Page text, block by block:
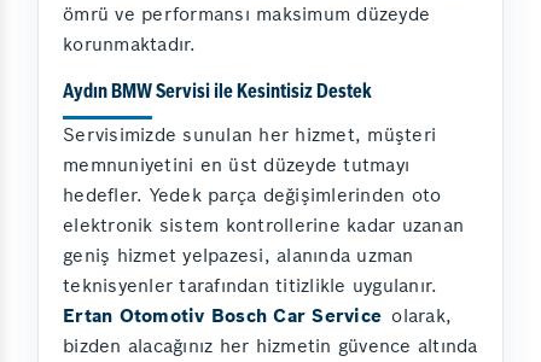
ömrü ve performansı maksimum düzeyde
korunmaktadır.
Aydın BMW Servisi ile Kesintisiz Destek
Servisimizde sunulan her hizmet, müşteri
memnuniyetini en üst düzeyde tutmayı
hedefler. Yedek parça değişimlerinden oto
elektronik sistem kontrollerine kadar uzanan
geniş hizmet yelpazesi, alanında uzman
teknisyenler tarafından titizlikle uygulanır.
Ertan Otomotiv Bosch Car Service olarak,
bizden alacağınız her hizmetin güvence altında